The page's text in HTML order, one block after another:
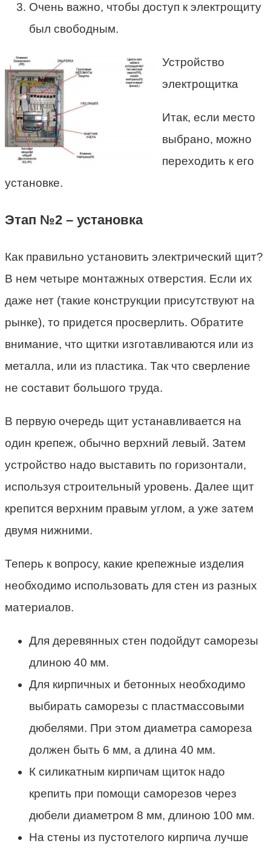
Очень важно, чтобы доступ к электрощиту
был свободным.
Устройство
электрощитка
Итак, если место
выбрано, можно
переходить к его
установке.
Этап №2 – установка
Как правильно установить электрический щит?
В нем четыре монтажных отверстия. Если их
даже нет (такие конструкции присутствуют на
рынке), то придется просверлить. Обратите
внимание, что щитки изготавливаются или из
металла, или из пластика. Так что сверление
не составит большого труда.
В первую очередь щит устанавливается на
один крепеж, обычно верхний левый. Затем
устройство надо выставить по горизонтали,
используя строительный уровень. Далее щит
крепится верхним правым углом, а уже затем
двумя нижними.
Теперь к вопросу, какие крепежные изделия
необходимо использовать для стен из разных
материалов.
Для деревянных стен подойдут саморезы
длиною 40 мм.
Для кирпичных и бетонных необходимо
выбирать саморезы с пластмассовыми
дюбелями. При этом диаметра самореза
должен быть 6 мм, а длина 40 мм.
К силикатным кирпичам щиток надо
крепить при помощи саморезов через
дюбели диаметром 8 мм, длиною 100 мм.
На стены из пустотелого кирпича лучше